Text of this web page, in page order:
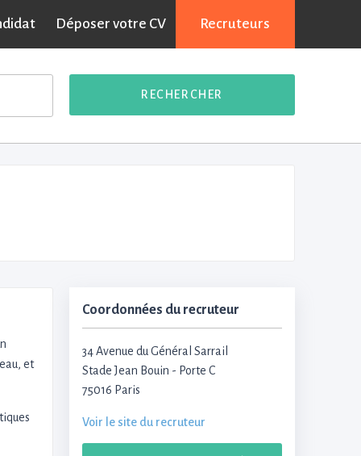
Déposer votre CV Recruteurs
RECHERCHER
et
Coordonnées du recruteur
34 Avenue du Général Sarrail
Stade Jean Bouin - Porte C
75016 Paris
Voir le site du recruteur